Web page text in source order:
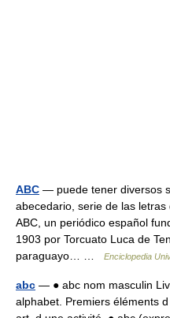
ABC — puede tener diversos
abecedario, serie de las
ABC, un periódico español
1903 por Torcuato Luca de
paraguayo… …
Enciclopedia
abc — ● abc nom masculin
alphabet. Premiers éléments